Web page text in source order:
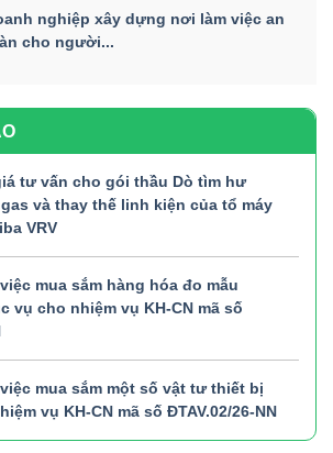
nghiệp xây dựng nơi làm việc an
cho người...
tư vấn cho gói thầu Dò tìm hư
và thay thế linh kiện của tổ máy
VRV
mua sắm hàng hóa đo mẫu
vụ cho nhiệm vụ KH-CN mã số
mua sắm một số vật tư thiết bị
vụ KH-CN mã số ĐTAV.02/26-NN